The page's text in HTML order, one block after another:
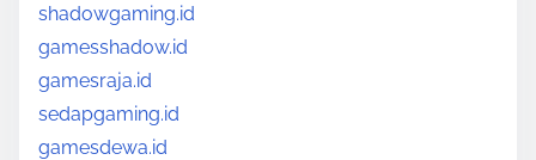
shadowgaming.id
gamesshadow.id
gamesraja.id
sedapgaming.id
gamesdewa.id